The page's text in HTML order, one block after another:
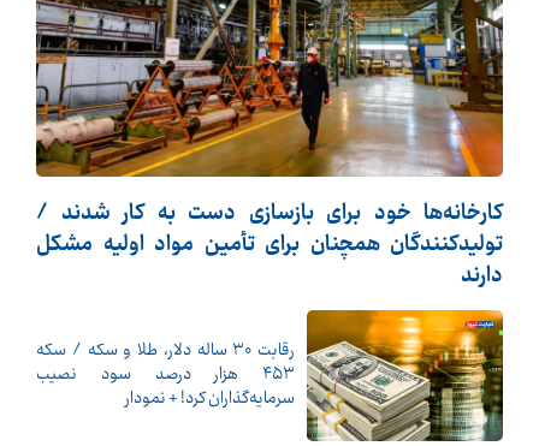
کارخانه‌ها خود برای بازسازی دست به کار شدند /
تولیدکنندگان همچنان برای تأمین مواد اولیه مشکل
دارند
رقابت ۳۰ ساله دلار، طلا و سکه / سکه
۴۵۳ هزار درصد سود نصیب
سرمایه‌گذاران کرد! + نمودار